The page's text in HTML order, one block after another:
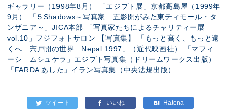
ギャラリー（1998年8月） 「エジプト展」京都高島屋（1999年
9月） 「５Shadows～写真家 五影開がみた東ティモール・タ
ンザニア～」JICA本部 「写真家たちによるチャリティー展
vol.10」フジフォトサロン 【写真集】 「もっと高く、もっと遠
くへ 宍戸開の世界 Nepal 1997」（近代映画社） 「マフィ
ーシ ムシュケラ」エジプト写真集（ドリームワークス出版）
「FARDA あした」イラン写真集（中央法規出版）